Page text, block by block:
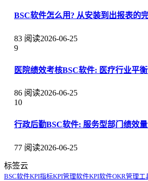
BSC软件怎么用? 从安装到出报表的
83 阅读2026-06-25
9
医院绩效考核BSC软件: 医疗行业平
86 阅读2026-06-25
10
行政后勤BSC软件: 服务型部门绩效
77 阅读2026-06-25
标签云
BSC软件KPI指标KPI管理软件KPI软件OKR管理工